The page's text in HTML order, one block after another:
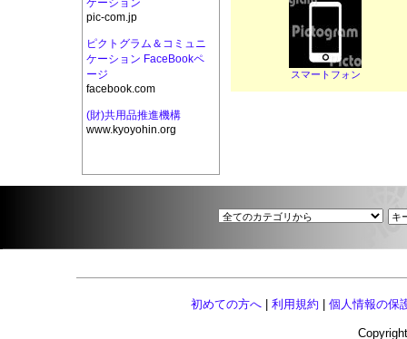
ケーション
pic-com.jp
ピクトグラム＆コミュニ
ケーション FaceBookペ
ージ
facebook.com
(財)共用品推進機構
www.kyoyohin.org
スマートフォン
初めての方へ 利用規約 個人情報の保